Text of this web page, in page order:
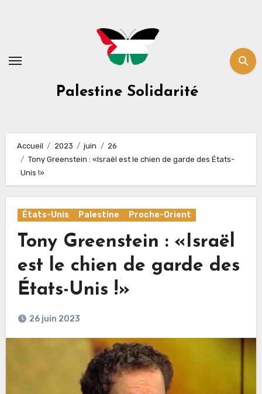
Palestine Solidarité
Accueil 2023 juin
26
Tony Greenstein : «Israël est le chien de garde des États-
Unis !»
États-Unis Palestine Proche-Orient
Tony Greenstein : «Israël
est le chien de garde des
États-Unis !»
26 juin 2023